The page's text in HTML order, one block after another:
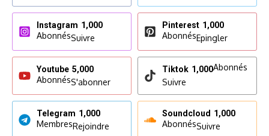
Instagram 1,000
AbonnésSuivre
Pinterest 1,000
AbonnésEpingler
Youtube 5,000
AbonnésS'abonner
Tiktok 1,000Abonnés
Suivre
Telegram 1,000
MembresRejoindre
Soundcloud 1,000
AbonnésSuivre